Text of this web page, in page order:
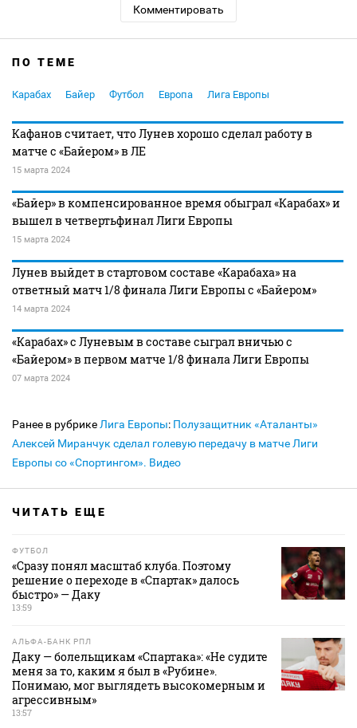
Комментировать
ПО ТЕМЕ
Карабах Байер Футбол Европа Лига Европы
Кафанов считает, что Лунев хорошо сделал работу в
матче с «Байером» в ЛЕ
15 марта 2024
«Байер» в компенсированное время обыграл «Карабах» и
вышел в четвертьфинал Лиги Европы
15 марта 2024
Лунев выйдет в стартовом составе «Карабаха» на
ответный матч 1/8 финала Лиги Европы с «Байером»
14 марта 2024
«Карабах» с Луневым в составе сыграл вничью с
«Байером» в первом матче 1/8 финала Лиги Европы
07 марта 2024
Ранее в рубрике Лига Европы: Полузащитник «Аталанты»
Алексей Миранчук сделал голевую передачу в матче Лиги
Европы со «Спортингом». Видео
ЧИТАТЬ ЕЩЕ
ФУТБОЛ
«Сразу понял масштаб клуба. Поэтому
решение о переходе в «Спартак» далось
быстро» — Даку
13:59
АЛЬФА-БАНК РПЛ
Даку — болельщикам «Спартака»: «Не судите
меня за то, каким я был в «Рубине».
Понимаю, мог выглядеть высокомерным и
агрессивным»
13:57